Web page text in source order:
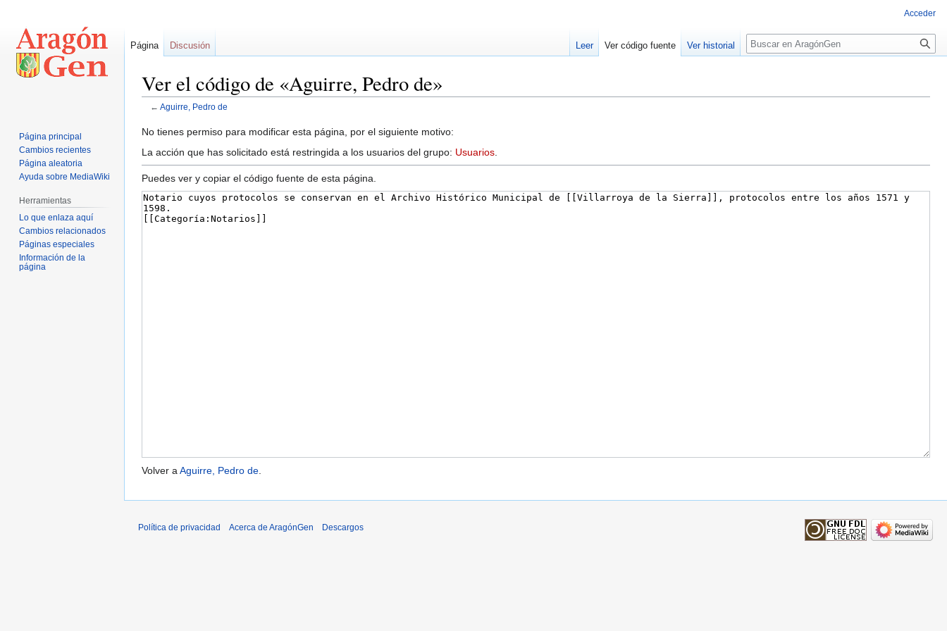
Ver el código de «Aguirre, Pedro de»
← Aguirre, Pedro de
Ir
a
navegación
Ir
a
búsqueda
No tienes permiso para modificar esta página, por el siguiente motivo:
La acción que has solicitado está restringida a los usuarios del grupo: Usuarios
Puedes ver y copiar el código fuente de esta página.
Volver aAguirre, Pedro de.
Acceder
Página Discusión Leer Ver código fuente Ver historial Buscar
Página principal
Cambios recientes
Página aleatoria
Ayuda sobre MediaWiki
Herramientas
Lo que enlaza aquí
Cambios relacionados
Páginas especiales
Información de la
página
Política de privacidad Acerca de AragónGen Descargos